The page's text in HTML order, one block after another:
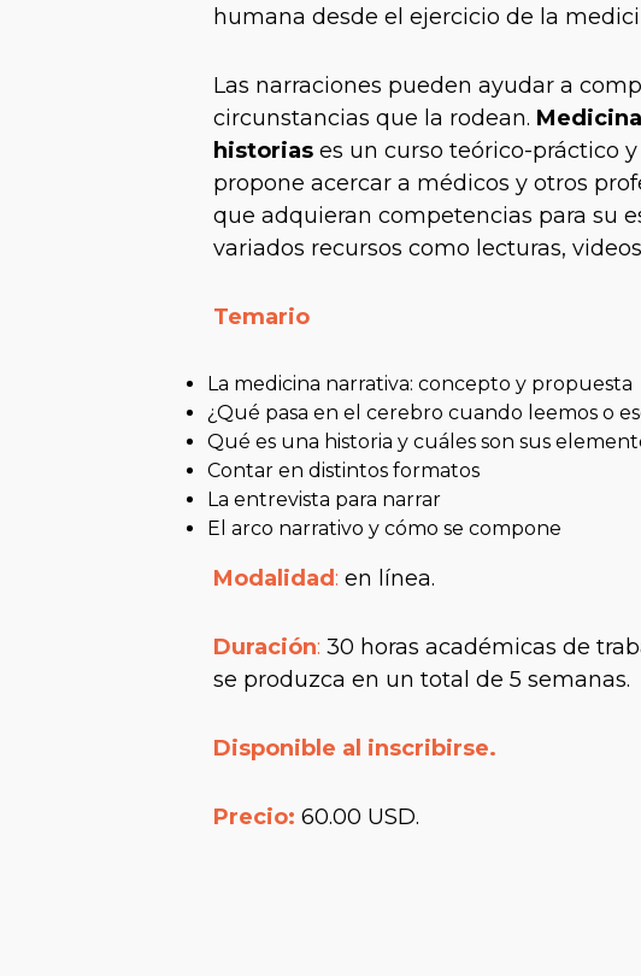
humana desde el ejercicio de la
Las narraciones pueden ayudar a
circunstancias que la rodean.
historias es un curso teórico-práctico
propone acercar a médicos y otros
que adquieran competencias para su
variados recursos como lecturas,
Temario
La medicina narrativa: concepto y propuesta
¿Qué pasa en el cerebro cuando leemos o
Qué es una historia y cuáles son sus
Contar en distintos formatos
La entrevista para narrar
El arco narrativo y cómo se compone
Modalidad : en línea.
Duración: 30 horas académicas de
se produzca en un total de 5 semanas.
Disponible al inscribirse.
Precio: 60.00 USD.